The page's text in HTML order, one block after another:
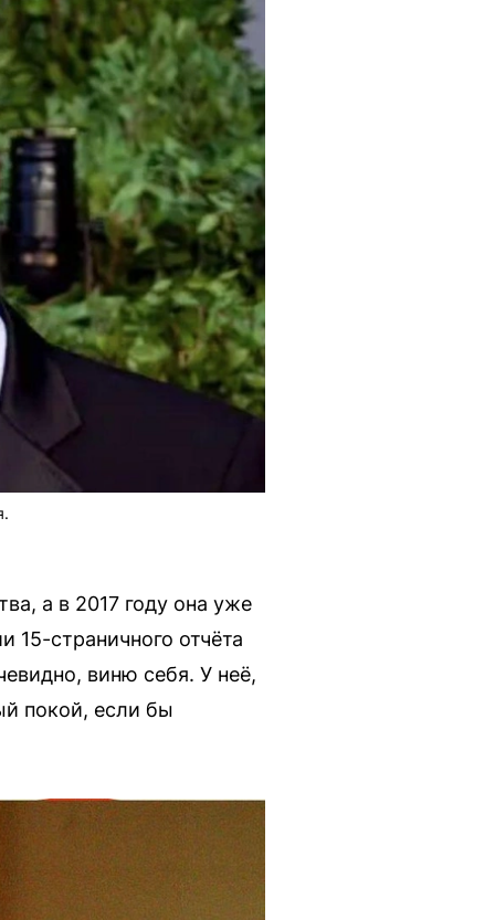
а в 2017 году она уже
15-страничного отчёта
виню себя. У неё,
покой, если бы